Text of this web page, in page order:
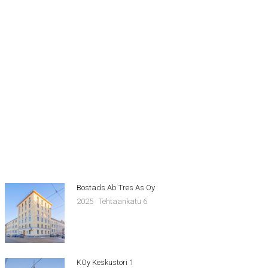
Bostads Ab Tres As Oy
2025 Tehtaankatu 6
KOy Keskustori 1